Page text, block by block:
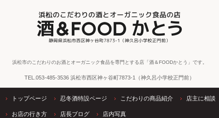
浜松市のこだわりのお酒とオーガニック食品を専門とする店「酒＆FOODかとう」です。
TEL. 053-485-3536 浜松市西区神ヶ谷町7873-1（神久呂小学校正門前）
トップページ 忍冬酒特設ページ こだわりの商品紹介 店主に相談
お店の行き方 店長ブログ 店内写真